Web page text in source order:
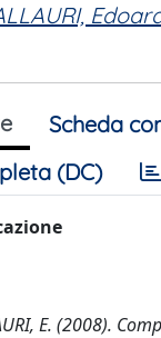
Scheda
(DC)
E. (2008).